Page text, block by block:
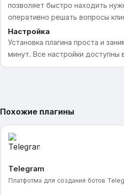
позволяет быстро находить
оперативно решать вопросы
Настройка
Установка плагина проста и
минут. Все настройки доступны
Похожие плагины
Telegram
Платфотма для создания ботов